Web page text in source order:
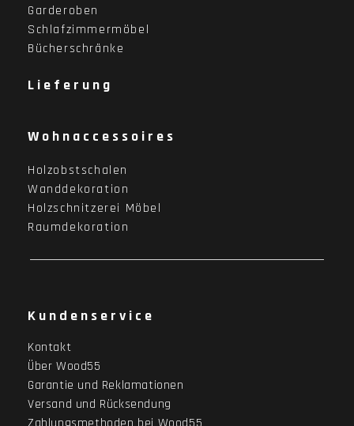
Garderoben
Schlafzimmermöbel
Bücherschränke
Lieferung
Wohnaccessoires
Holzobstschalen
Wanddekoration
Holzschnitzerei Möbel
Raumdekoration
Kundenservice
Kontakt
Über Wood55
Garantie und Reklamationen
Versand und Rücksendung